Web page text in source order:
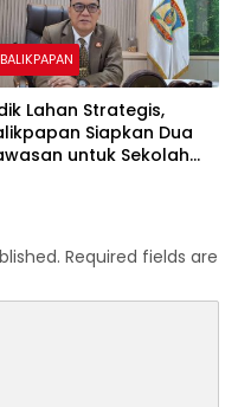
BALIKPAPAN
Lahan Strategis,
Siapkan Dua
untuk Sekolah
Required fields are